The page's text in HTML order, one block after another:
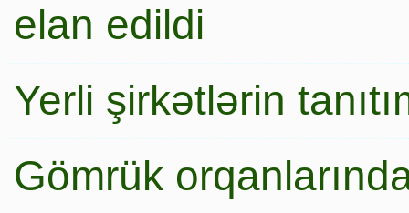
elan edildi
Yerli şirkətlərin
Gömrük